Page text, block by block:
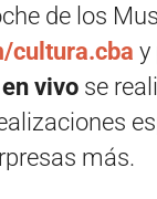
de los
cultura.cba y
en vivo se
más.